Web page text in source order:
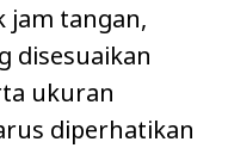
jam tangan,
disesuaikan
ukuran
diperhatikan